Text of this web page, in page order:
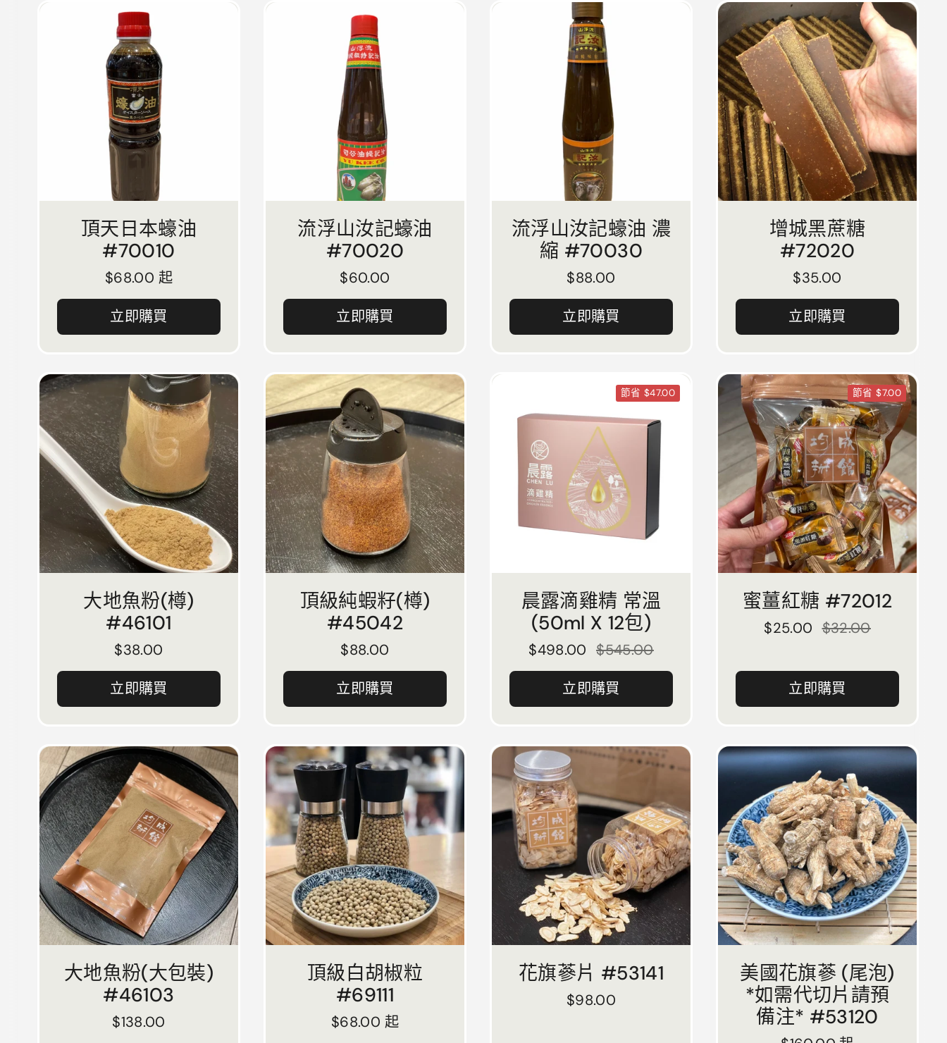
頂天日本蠔油
#70010
正常價格
$68.00 起
立即購買
流浮山汝記蠔油
#70020
正常價格
$60.00
立即購買
流浮山汝記蠔油 濃
縮 #70030
正常價格
$88.00
立即購買
增城黑蔗糖
#72020
正常價格
$35.00
立即購買
大地魚粉(樽)
#46101
正常價格
$38.00
立即購買
頂級純蝦籽(樽)
#45042
正常價格
$88.00
立即購買
晨露滴雞精 常溫
(50ml X 12包)
正常價格
$498.00 售價
$545.00
立即購買
節省 $47.00
蜜薑紅糖 #72012
正常價格
$25.00 售價
$32.00
立即購買
節省 $7.00
大地魚粉(大包裝)
#46103
正常價格
$138.00
頂級白胡椒粒
#69111
正常價格
$68.00 起
花旗蔘片 #53141
正常價格
$98.00
美國花旗蔘 (尾泡)
*如需代切片請預
備注* #53120